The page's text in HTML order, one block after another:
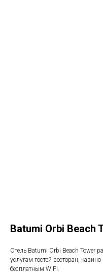
Batumi Orbi
Отель Batumi Orbi Beach Tower
услугам гостей ресторан,
бесплатным WiFi.